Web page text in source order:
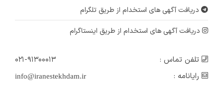
دریافت آگهی های استخدام از طریق تلگرام
دریافت آگهی های استخدام از طریق اینستاگرام
تلفن تماس :
۰۲۱-۹۱۳۰۰۰۱۳
رایانامه :
info@iranestekhdam.ir